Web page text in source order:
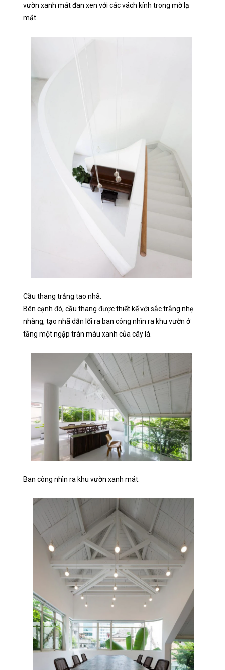
vườn xanh mát đan xen với các vách kính trong mờ lạ
mắt.
Cầu thang trắng tao nhã.
Bên cạnh đó, cầu thang được thiết kế với sắc trắng nhẹ
nhàng, tạo nhã dẫn lối ra ban công nhìn ra khu vườn ở
tầng một ngập tràn màu xanh của cây lá.
Ban công nhìn ra khu vườn xanh mát.